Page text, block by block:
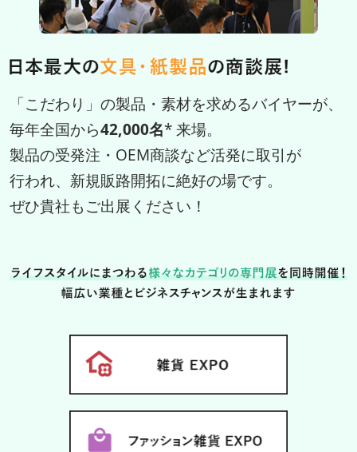
「こだわり」の製品・素材を求めるバイヤーが、
毎年全国から42,000名* 来場。
製品の受発注・OEM商談など活発に取引が
行われ、新規販路開拓に絶好の場です。
ぜひ貴社もご出展ください！